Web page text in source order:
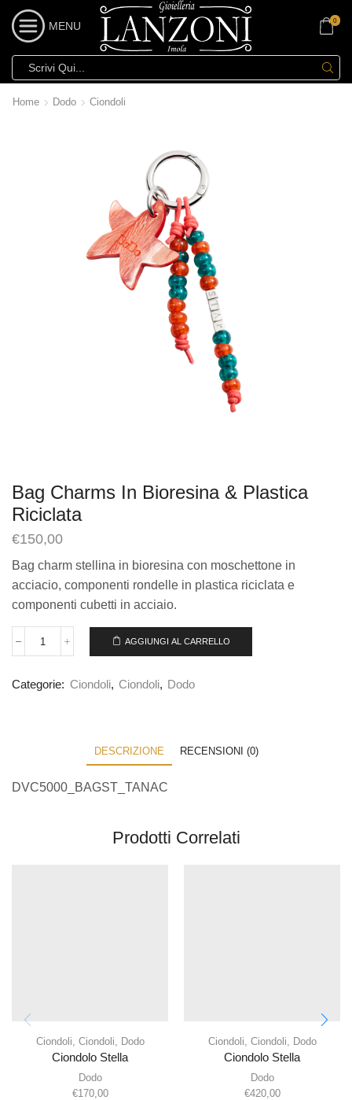
MENU 0
Home Dodo Ciondoli
Bag Charms In Bioresina & Plastica
Riciclata
€150,00
Bag charm stellina in bioresina con moschettone in
acciacio, componenti rondelle in plastica riciclata e
componenti cubetti in acciaio.
AGGIUNGI AL CARRELLO
Categorie: Ciondoli, Ciondoli, Dodo
DESCRIZIONE RECENSIONI (0)
DVC5000_BAGST_TANAC
Prodotti Correlati
Ciondoli Ciondoli Dodo
Ciondolo Stella
Dodo
€170,00
Ciondoli Ciondoli Dodo
Ciondolo Stella
Dodo
€420,00